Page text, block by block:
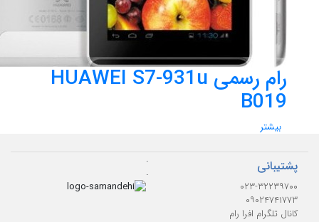
رام رسمی HUAWEI S7-931u
B019
بیشتر
پشتیبانی
۰۲۳-۳۲۲۳۹۷۰۰
۰۹۰۲۴۷۴۱۷۷۳
کانال تلگرام افرا رام
.
.